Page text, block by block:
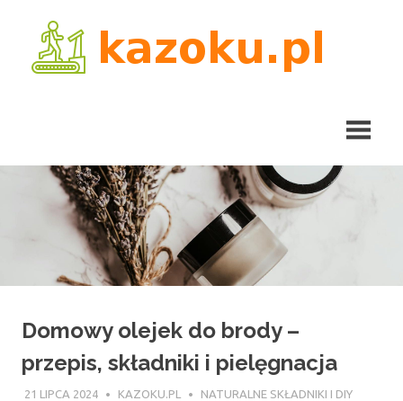
content
Domowy olejek do brody –
przepis, składniki i pielęgnacja
21 LIPCA 2024 KAZOKU.PL NATURALNE SKŁADNIKI I DIY